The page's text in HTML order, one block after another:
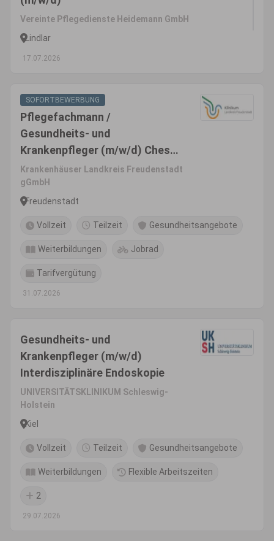
Vereinte Pflegedienste Heidemann GmbH
Lindlar
17.07.2026
SOFORTBEWERBUNG
Pflegefachmann /
Gesundheits- und
Krankenpfleger (m/w/d) Chest-
Pain-Unit
Krankenhäuser Landkreis Freudenstadt
gGmbH
Freudenstadt
Vollzeit Teilzeit Gesundheitsangebote
Weiterbildungen Jobrad
Tarifvergütung
31.07.2026
Gesundheits- und
Krankenpfleger (m/w/d)
Interdisziplinäre Endoskopie
UNIVERSITÄTSKLINIKUM Schleswig-
Holstein
Kiel
Vollzeit Teilzeit Gesundheitsangebote
Weiterbildungen Flexible Arbeitszeiten
2
29.07.2026